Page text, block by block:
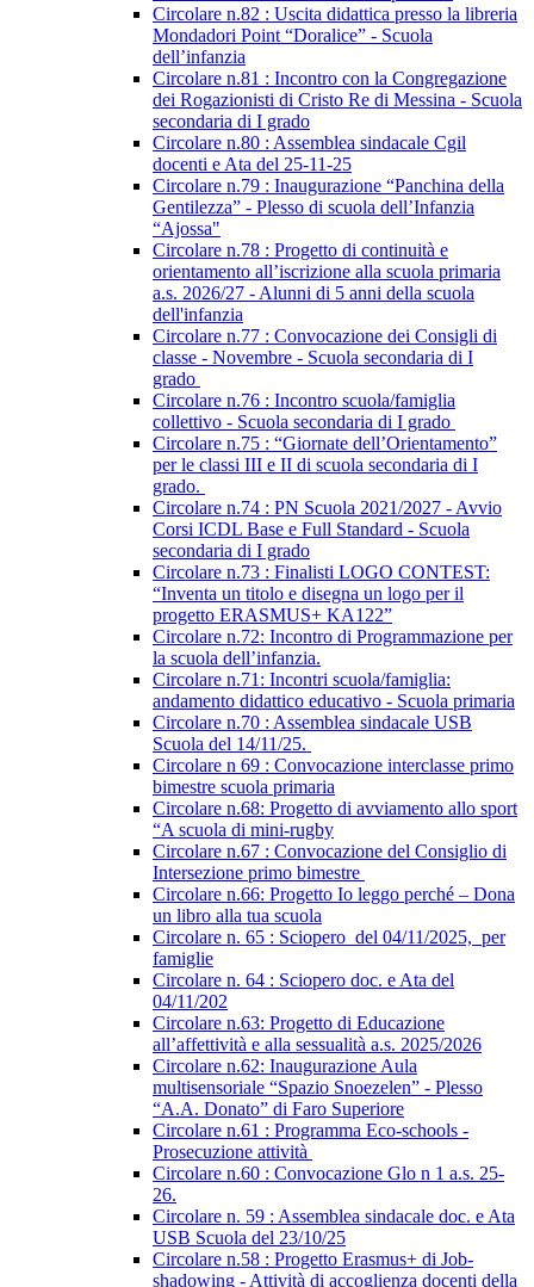
Circolare n.82 : Uscita didattica presso la libreria
Mondadori Point “Doralice” - Scuola
dell’infanzia
Circolare n.81 : Incontro con la Congregazione
dei Rogazionisti di Cristo Re di Messina - Scuola
secondaria di I grado
Circolare n.80 : Assemblea sindacale Cgil
docenti e Ata del 25-11-25
Circolare n.79 : Inaugurazione “Panchina della
Gentilezza” - Plesso di scuola dell’Infanzia
“Ajossa"
Circolare n.78 : Progetto di continuità e
orientamento all’iscrizione alla scuola primaria
a.s. 2026/27 - Alunni di 5 anni della scuola
dell'infanzia
Circolare n.77 : Convocazione dei Consigli di
classe - Novembre - Scuola secondaria di I
grado
Circolare n.76 : Incontro scuola/famiglia
collettivo - Scuola secondaria di I grado
Circolare n.75 : “Giornate dell’Orientamento”
per le classi III e II di scuola secondaria di I
grado.
Circolare n.74 : PN Scuola 2021/2027 - Avvio
Corsi ICDL Base e Full Standard - Scuola
secondaria di I grado
Circolare n.73 : Finalisti LOGO CONTEST:
“Inventa un titolo e disegna un logo per il
progetto ERASMUS+ KA122”
Circolare n.72: Incontro di Programmazione per
la scuola dell’infanzia.
Circolare n.71: Incontri scuola/famiglia:
andamento didattico educativo - Scuola primaria
Circolare n.70 : Assemblea sindacale USB
Scuola del 14/11/25.
Circolare n 69 : Convocazione interclasse primo
bimestre scuola primaria
Circolare n.68: Progetto di avviamento allo sport
“A scuola di mini-rugby
Circolare n.67 : Convocazione del Consiglio di
Intersezione primo bimestre
Circolare n.66: Progetto Io leggo perché – Dona
un libro alla tua scuola
Circolare n. 65 : Sciopero del 04/11/2025, per
famiglie
Circolare n. 64 : Sciopero doc. e Ata del
04/11/202
Circolare n.63: Progetto di Educazione
all’affettività e alla sessualità a.s. 2025/2026
Circolare n.62: Inaugurazione Aula
multisensoriale “Spazio Snoezelen” - Plesso
“A.A. Donato” di Faro Superiore
Circolare n.61 : Programma Eco-schools -
Prosecuzione attività
Circolare n.60 : Convocazione Glo n 1 a.s. 25-
26.
Circolare n. 59 : Assemblea sindacale doc. e Ata
USB Scuola del 23/10/25
Circolare n.58 : Progetto Erasmus+ di Job-
shadowing - Attività di accoglienza docenti della